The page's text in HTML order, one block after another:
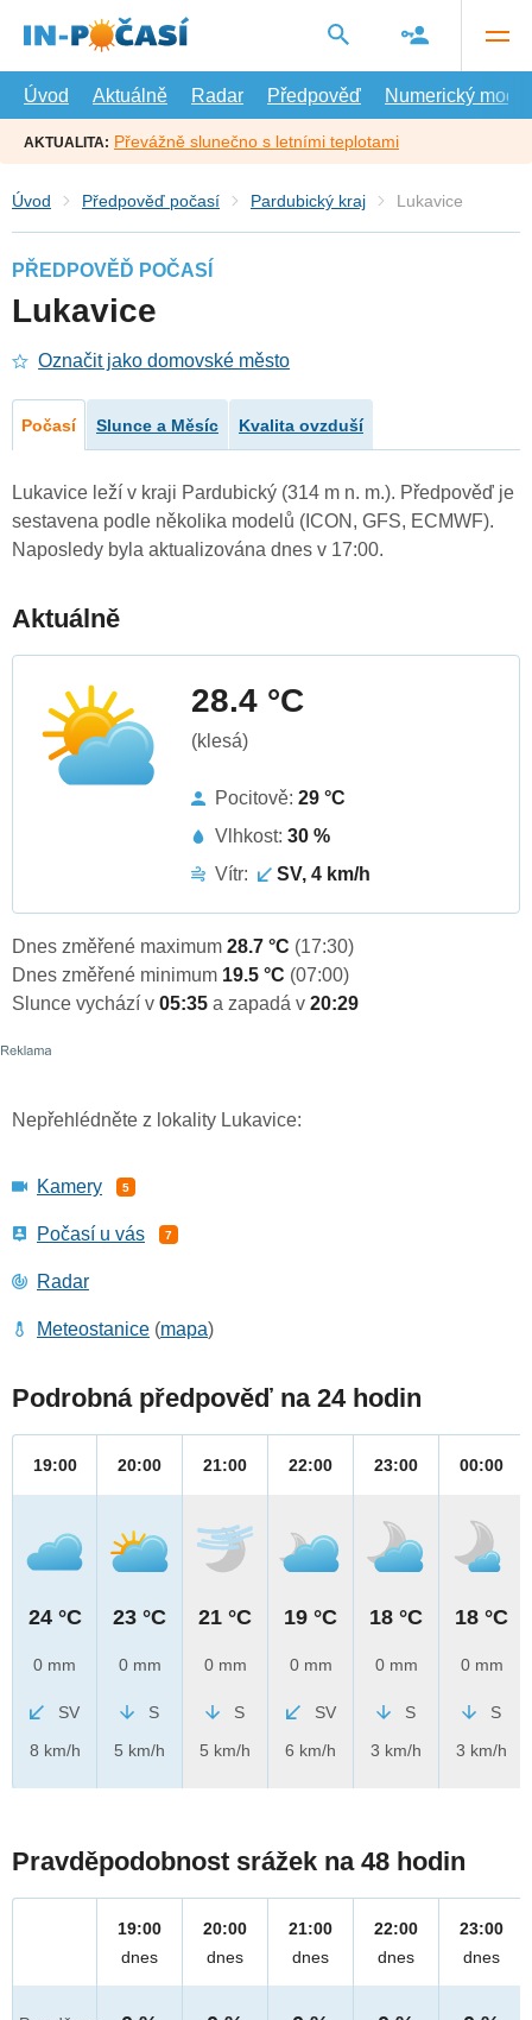
hlavní
Úvod
Aktuálně Radar Předpověď Numerický model
AKTUALITA: Převážně slunečno s letními teplotami
Úvod Předpověď počasí Pardubický kraj Lukavice
PŘEDPOVĚĎ POČASÍ
Lukavice
Označit jako domovské město
Počasí Slunce a Měsíc Kvalita ovzduší
Lukavice leží v kraji Pardubický (314 m n. m.). Předpověď je
sestavena podle několika modelů (ICON, GFS, ECMWF).
Naposledy byla aktualizována dnes v 17:00.
Aktuálně
28.4 °C
(klesá)
Pocitově: 29 °C
Vlhkost: 30 %
Vítr:
SV, 4 km/h
Dnes změřené maximum 28.7 °C (17:30)
Dnes změřené minimum 19.5 °C (07:00)
Slunce vychází v 05:35 a zapadá v 20:29
Nepřehlédněte z lokality Lukavice:
Kamery 5
Počasí u vás 7
Radar
Meteostanice (mapa)
Podrobná předpověď na 24 hodin
19:00
24 °C
0 mm
SV
8 km/h
20:00
23 °C
0 mm
S
5 km/h
21:00
21 °C
0 mm
S
5 km/h
22:00
19 °C
0 mm
SV
6 km/h
23:00
18 °C
0 mm
S
3 km/h
00:00
18 °C
0 mm
S
3 km/h
Pravděpodobnost srážek na 48 hodin
19:00
dnes
20:00
dnes
21:00
dnes
22:00
dnes
23:00
dnes